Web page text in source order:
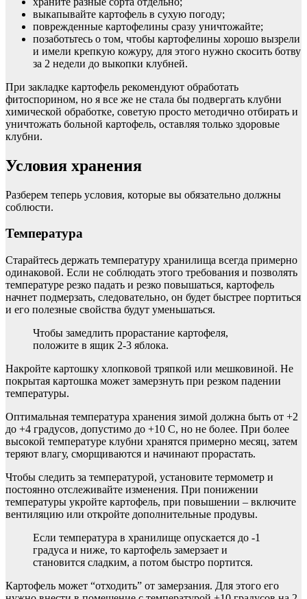
выкапывайте картофель в сухую погоду;
поврежденные картофелины сразу уничтожайте;
позаботьтесь о том, чтобы картофелины хорошо вызрели
и имели крепкую кожуру, для этого нужно скосить ботву
за 2 недели до выкопки клубней.
При закладке картофель рекомендуют обработать
фитоспорином, но я все же не стала бы подвергать клубни
химической обработке, советую просто методично отбирать и
уничтожать больной картофель, оставляя только здоровые
клубни.
Условия хранения
Разберем теперь условия, которые вы обязательно должны
соблюсти.
Температура
Старайтесь держать температуру хранилища всегда примерно
одинаковой. Если не соблюдать этого требования и позволять
температуре резко падать и резко повышаться, картофель
начнет подмерзать, следовательно, он будет быстрее портиться
и его полезные свойства будут уменьшаться.
Чтобы замедлить прорастание картофеля,
положите в ящик 2-3 яблока.
Накройте картошку хлопковой тряпкой или мешковиной. Не
покрытая картошка может замерзнуть при резком падении
температуры.
Оптимальная температура хранения зимой должна быть от +2
до +4 градусов, допустимо до +10 С, но не более. При более
высокой температуре клубни хранятся примерно месяц, затем
теряют влагу, сморщиваются и начинают прорастать.
Чтобы следить за температурой, установите термометр и
постоянно отслеживайте изменения. При понижении
температуры укройте картофель, при повышении – включите
вентиляцию или откройте дополнительные продувы.
Если температура в хранилище опускается до -1
градуса и ниже, то картофель замерзает и
становится сладким, а потом быстро портится.
Картофель может “отходить” от замерзания. Для этого его